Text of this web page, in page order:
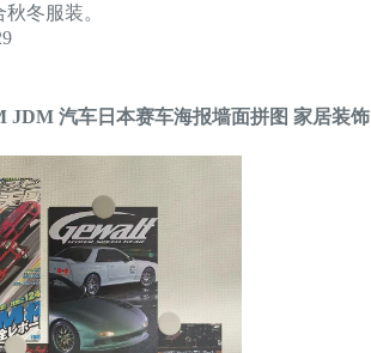
秋冬服装。
JDM 汽车日本赛车海报墙面拼图 家居装饰